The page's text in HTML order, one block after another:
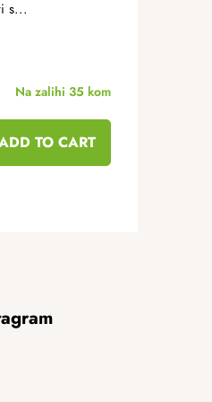
Na zalihi 35 kom
TO CART
s...